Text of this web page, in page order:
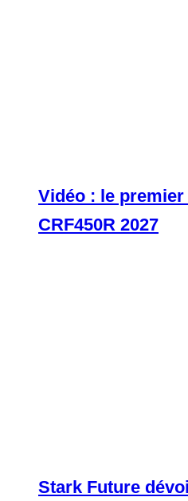
Vidéo : le
CRF450R 2027
Stark Future